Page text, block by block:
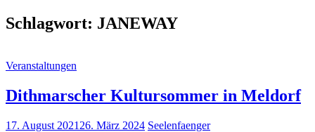
Schlagwort: JANEWAY
Cat
Veranstaltungen
Dithmarscher Kultursommer in Meldorf
Posted
17. August 2021 26. März 2024 Seelenfaenger